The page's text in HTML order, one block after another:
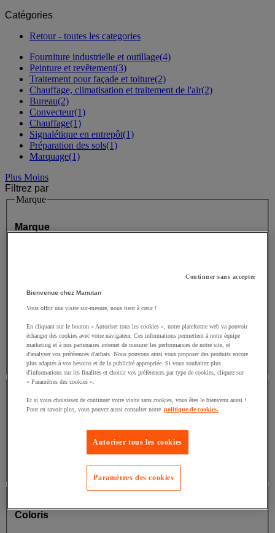
Catégories
Retour - toutes les categories
Fourniture industrielle et outillage(4)
Peinture et revêtement(3)
Traitement pour façade et toiture(2)
Chauffage, climatisation et traitement de l'air(2)
Bureau(2)
Convecteur(1)
Chauffage(1)
Signalétique en entrepôt(1)
Préparation des sols(1)
Marquage(1)
Plus Moins
Filtrez par
Marque
Marque
Valeur facette
Made By Tarifold(1)
Valeur facette Eurom(1) Eurom(1)
Prix
Prix
€
€
Coloris
Continuer sans accepter
Bienvenue chez Manutan
Vous offrir une visite sur-mesure, nous tient à cœur !
En cliquant sur le bouton « Autoriser tous les cookies », notre plateforme web va pouvoir
échanger des cookies avec votre navigateur. Ces informations permettent à notre équipe
marketing et à nos partenaires internet de mesurer les performances de notre site, et
d'analyser vos préférences d'achats. Nous pouvons ainsi vous proposer des produits encore
plus adaptés à vos besoins et de la publicité appropriée. Si vous souhaitez plus
d'informations sur les finalités et choisir vos préférences par type de cookies, cliquez sur
« Paramètres des cookies ».
Et si vous choisissez de continuer votre visite sans cookies, vous êtes le bienvenu aussi !
Pour en savoir plus, vous pouvez aussi consulter notre politique de cookies.
Autoriser tous les cookies
Paramètres des cookies